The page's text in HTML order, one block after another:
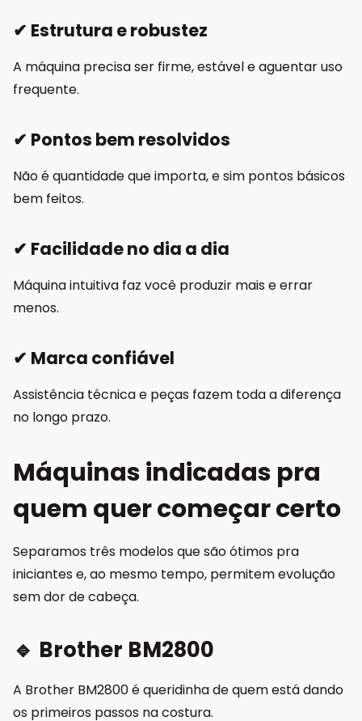
✔ Estrutura e robustez
A máquina precisa ser firme, estável e aguentar uso
frequente.
✔ Pontos bem resolvidos
Não é quantidade que importa, e sim pontos básicos
bem feitos.
✔ Facilidade no dia a dia
Máquina intuitiva faz você produzir mais e errar
menos.
✔ Marca confiável
Assistência técnica e peças fazem toda a diferença
no longo prazo.
Máquinas indicadas pra
quem quer começar certo
Separamos três modelos que são ótimos pra
iniciantes e, ao mesmo tempo, permitem evolução
sem dor de cabeça.
🔹 Brother BM2800
A Brother BM2800 é queridinha de quem está dando
os primeiros passos na costura.